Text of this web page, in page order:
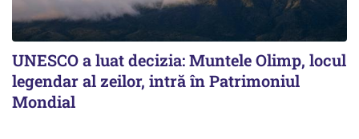
UNESCO a luat decizia: Muntele Olimp, locul
legendar al zeilor, intră în Patrimoniul
Mondial